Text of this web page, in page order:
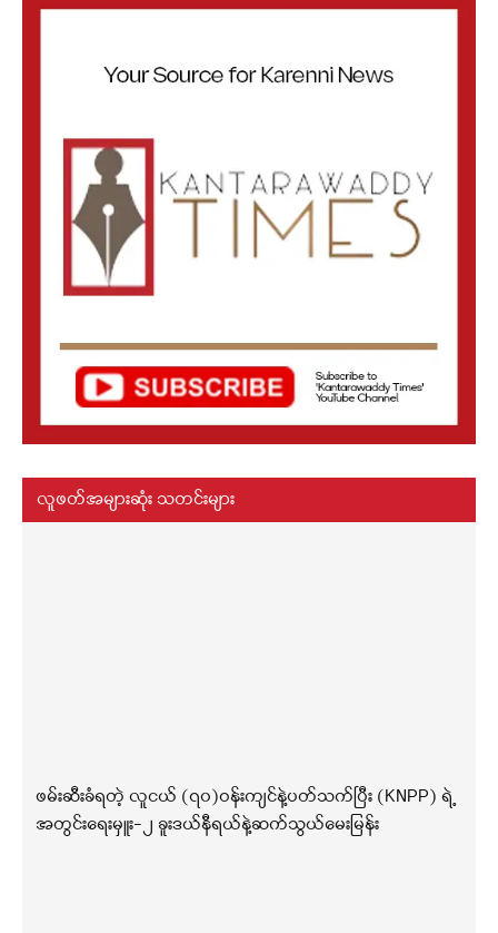
လူဖတ်အများဆုံး သတင်းများ
ဖမ်းဆီးခံရတဲ့ လူငယ် (၇၀)ဝန်းကျင်နဲ့ပတ်သက်ပြီး (KNPP) ရဲ့
အတွင်းရေးမှူး-၂ ခူးဒယ်နီရယ်နဲ့ဆက်သွယ်မေးမြန်း